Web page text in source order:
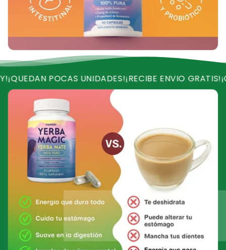
UNIDADES!¡RECIBE ENVIO GRATIS!¡OFERTA